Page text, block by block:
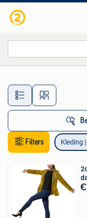
Filters Kleding
€